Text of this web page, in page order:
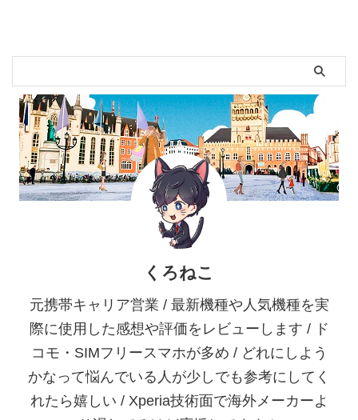
くろねこ
元携帯キャリア営業 / 最新機種や人気機種を実
際に使用した感想や評価をレビューします / ド
コモ・SIMフリースマホが多め / どれにしよう
かなって悩んでいる人が少しでも参考にしてく
れたら嬉しい / Xperia技術面で海外メーカーよ